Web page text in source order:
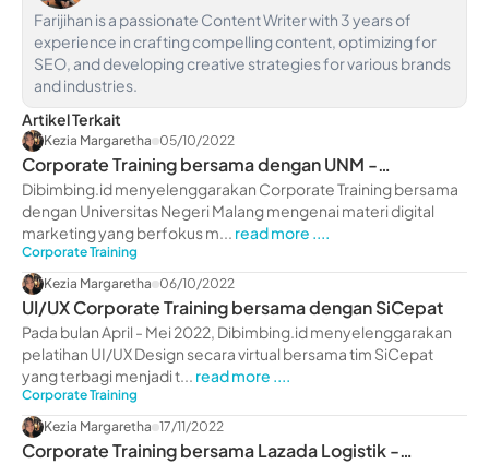
Farijihan is a passionate Content Writer with 3 years of
experience in crafting compelling content, optimizing for
SEO, and developing creative strategies for various brands
and industries.
Artikel Terkait
Kezia Margaretha 05/10/2022
Corporate Training bersama dengan UNM -
dibimbing.id
Dibimbing.id menyelenggarakan Corporate Training bersama
dengan Universitas Negeri Malang mengenai materi digital
marketing yang berfokus m... read more ....
Corporate Training
Kezia Margaretha 06/10/2022
UI/UX Corporate Training bersama dengan SiCepat
Pada bulan April - Mei 2022, Dibimbing.id menyelenggarakan
pelatihan UI/UX Design secara virtual bersama tim SiCepat
yang terbagi menjadi t... read more ....
Corporate Training
Kezia Margaretha 17/11/2022
Corporate Training bersama Lazada Logistik -